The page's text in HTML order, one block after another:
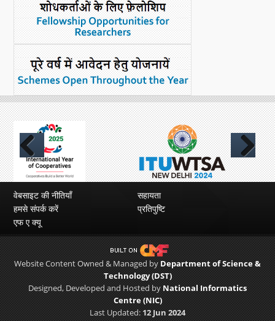
Previous Next
वेबसाइट की नीतियाँ
सहायता
हमसे संपर्क करें
प्रतिपुष्टि
एफ ए क्यू
Website Content Owned & Managed by Department of Science &
Technology (DST)
Designed, Developed and Hosted by National Informatics
Centre (NIC)
Last Updated:12 Jun 2024